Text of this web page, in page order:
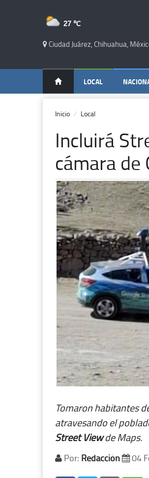
27 ℃
Ciudad Juárez, Chihuahua,
LOCAL
Inicio Local
Incluirá
cámara de
Tomaron habitantes
atravesando el
Street Viewde Maps.
Por: Redacción 04